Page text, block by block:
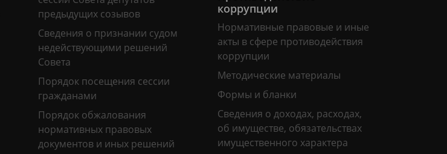
предыдущих созывов
Сведения о признании судом
недействующими решений
Совета
Порядок посещения сессии
гражданами
Порядок обжалования
нормативных правовых
документов и иных решений
коррупции
Нормативные правовые и иные
акты в сфере противодействия
коррупции
Методические материалы
Формы и бланки
Сведения о доходах, расходах,
об имуществе, обязательствах
имущественного характера